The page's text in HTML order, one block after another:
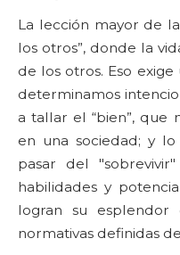
La lección mayor de
los otros”, donde la
de los otros. Eso
determinamos
a tallar el “bien”, que
en una sociedad; y lo
pasar del
habilidades y
logran su esplendor
normativas definidas